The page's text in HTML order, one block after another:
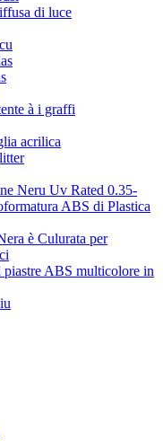
di luce
à i graffi
acrilica
Neru Uv Rated 0.35-
ABS di Plastica
è Culurata per
piastre ABS multicolore in